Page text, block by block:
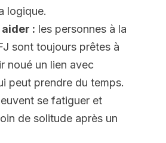
logique.
: les personnes à la
sont toujours prêtes à
noué un lien avec
peut prendre du temps.
se fatiguer et
de solitude après un